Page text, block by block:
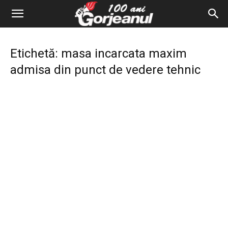
Etichetă: masa incarcata maxim
admisa din punct de vedere tehnic